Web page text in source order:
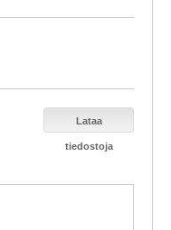
Lataa
tiedostoja